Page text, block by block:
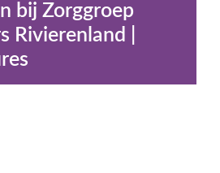
bij Zorggroep
Rivierenland |